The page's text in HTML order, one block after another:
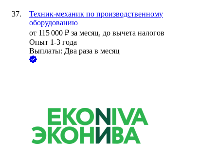
Техник-механик по производственному
оборудованию
от 115 000 ₽ за месяц, до вычета налогов
Опыт 1-3 года
Выплаты: Два раза в месяц